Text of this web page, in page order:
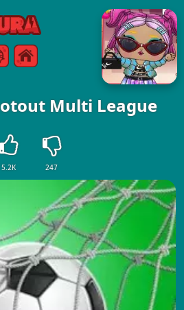
Games
Multi League
5.2K 247